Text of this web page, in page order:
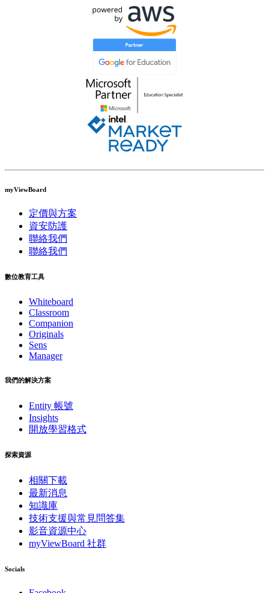
myViewBoard
定價與方案
資安防護
聯絡我們
聯絡我們
數位教育工具
Whiteboard
Classroom
Companion
Originals
Sens
Manager
我們的解決方案
Entity 帳號
Insights
開放學習格式
探索資源
相關下載
最新消息
知識庫
技術支援與常見問答集
影音資源中心
myViewBoard 社群
Socials